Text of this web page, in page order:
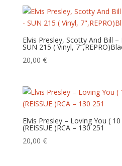
Elvis Presley, Scotty And Bill
SUN 215 ( Vinyl,
20,00 €
Elvis Presley – Loving You (
(REISSUE )RCA – 130 251
20,00 €